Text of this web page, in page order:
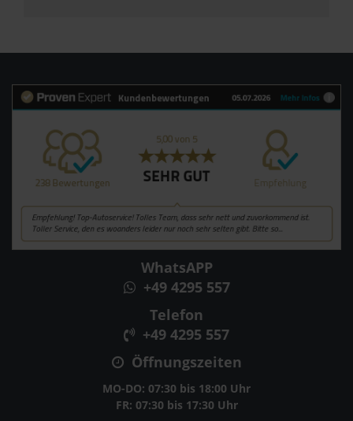
WhatsAPP
+49 4295 557
Telefon
+49 4295 557
Öffnungszeiten
MO-DO: 07:30 bis 18:00 Uhr
FR: 07:30 bis 17:30 Uhr